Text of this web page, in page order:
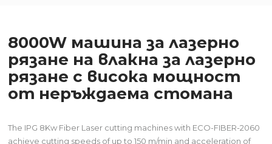
8000W машина за лазерно
рязане на влакна за лазерно
рязане с висока мощност
от неръждаема стомана
The IPG 8Kw Fiber Laser cutting machines with ECO-FIBER-2060
achieve cutting speeds of up to 150 m/min and acceleration of